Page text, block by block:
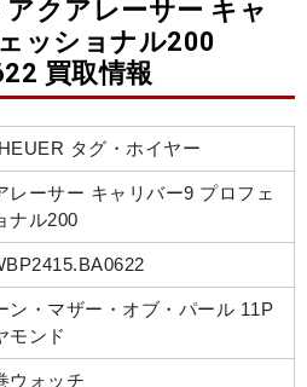
クアレーサー キャ
ッショナル200
買取情報
タグ・ホイヤー
レーサー キャリバー9 プロフェ
ナル200
ン・マザー・オブ・パール 11P
モンド
ウォッチ